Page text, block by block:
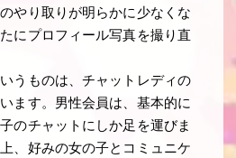
やり取りが明らかに少なくな
にプロフィール写真を撮り直
うものは、チャットレディの
ます。男性会員は、基本的に
のチャットにしか足を運びま
、好みの女の子とコミュニケ